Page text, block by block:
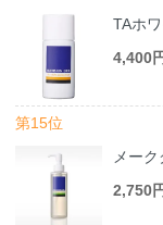
TAホ
4,400
第15位
メー
2,750